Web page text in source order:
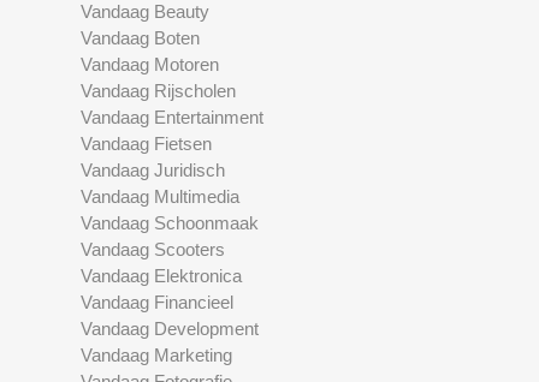
Vandaag Beauty
Vandaag Boten
Vandaag Motoren
Vandaag Rijscholen
Vandaag Entertainment
Vandaag Fietsen
Vandaag Juridisch
Vandaag Multimedia
Vandaag Schoonmaak
Vandaag Scooters
Vandaag Elektronica
Vandaag Financieel
Vandaag Development
Vandaag Marketing